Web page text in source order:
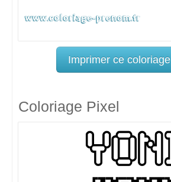
Imprimer ce coloriage
Coloriage Pixel